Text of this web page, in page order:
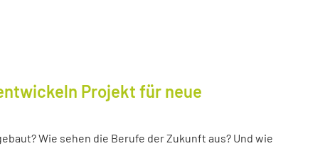
Projekt für neue
Wie sehen die Berufe der Zukunft aus? Und wie